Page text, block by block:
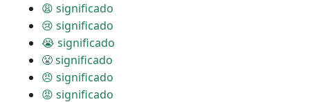
😩 significado
😢 significado
😭 significado
😤 significado
😠 significado
😡 significado